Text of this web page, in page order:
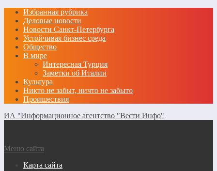
Избранная рубрика
Деловые новости
Новости Санкт-Петербурга
Устойчивая бизнес среда
Общество
В мире
Интересная Турция
Заметки об Италии
Культура
Никто не забыт, ничто не забыто
Проишествия
ИА "Информационное агентство "Вести Инфо"
Меню сайта
Карта сайта